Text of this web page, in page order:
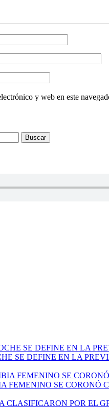
y web en este
SE DEFINE EN LA
FEMENINO SE CORONÓ